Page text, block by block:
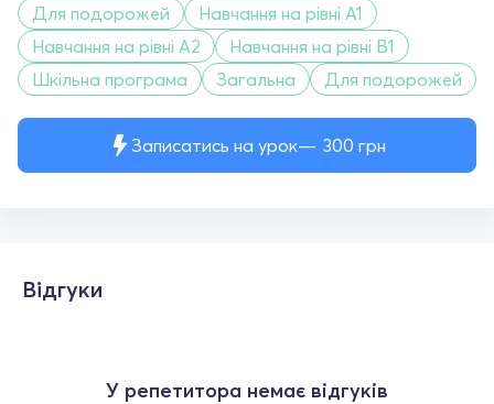
Записатись на урок 300 грн
Для подорожей
Навчання на рівні A1
Навчання на рівні A2
Навчання на рівні B1
Шкільна програма
Загальна Для подорожей
Відгуки
У репетитора немає відгуків